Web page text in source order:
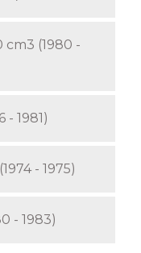
cm3 (1980 -
- 1981)
- 1975)
- 1983)